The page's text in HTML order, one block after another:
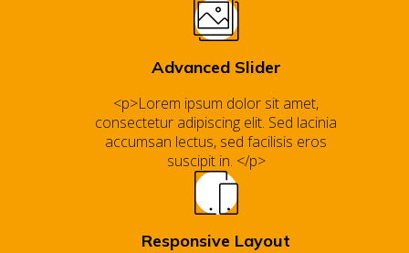
Advanced Slider
<p>Lorem ipsum dolor sit amet,
consectetur adipiscing elit. Sed lacinia
accumsan lectus, sed facilisis eros
suscipit in. </p>
Responsive Layout